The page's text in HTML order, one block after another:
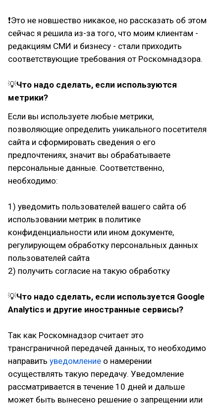
❗Это не новшество никакое, но рассказать об этом
сейчас я решила из-за того, что моим клиентам -
редакциям СМИ и бизнесу - стали приходить
соответствующие требования от Роскомнадзора.
💡Что надо сделать, если используются
метрики?
Если вы используете любые метрики,
позволяющие определить уникального посетителя
сайта и сформировать сведения о его
предпочтениях, значит вы обрабатываете
персональные данные. Соответственно,
необходимо:
1) уведомить пользователей вашего сайта об
использовании метрик в политике
конфиденциальности или ином документе,
регулирующем обработку персональных данных
пользователей сайта
2) получить согласие на такую обработку
💡Что надо сделать, если используется Google
Analytics и другие иностранные сервисы?
Так как Роскомнадзор считает это
трансграничной передачей данных, то необходимо
направить уведомление о намерении
осуществлять такую передачу. Уведомление
рассматривается в течение 10 дней и дальше
может быть вынесено решение о запрещении или